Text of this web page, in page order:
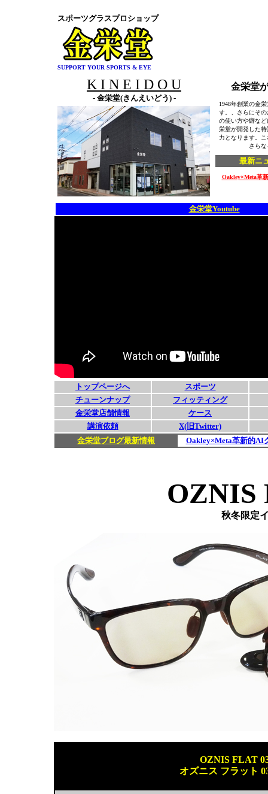
OZNIS
秋冬限定
OZNIS FLAT
オズニス フラット